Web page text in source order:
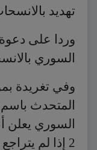
تهديد
وردا على دعوة
السوري
وفي تغريدة
المتحدث باسم
السوري
2 إذا لم